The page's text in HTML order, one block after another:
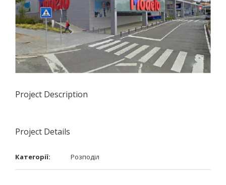
Project Description
Project Details
Категорії: Розподіл